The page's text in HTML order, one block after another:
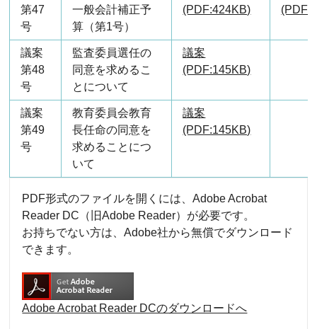
第47
号
一般会計補正予
算（第1号）
(PDF:424KB)
議案
第48
号
監査委員選任の
同意を求めるこ
とについて
議案
(PDF:145KB)
議案
第49
号
教育委員会教育
長任命の同意を
求めることにつ
いて
議案
(PDF:145KB)
PDF形式のファイルを開くには、Adobe Acrobat
Reader DC（旧Adobe Reader）が必要です。
お持ちでない方は、Adobe社から無償でダウンロード
できます。
Adobe Acrobat Reader DCのダウンロードへ